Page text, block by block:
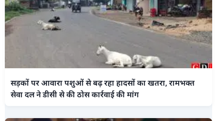
सड़कों पर आवारा पशुओं से बढ़ रहा हादसों का खतरा, रामभक्त
सेवा दल ने डीसी से की ठोस कार्रवाई की मांग